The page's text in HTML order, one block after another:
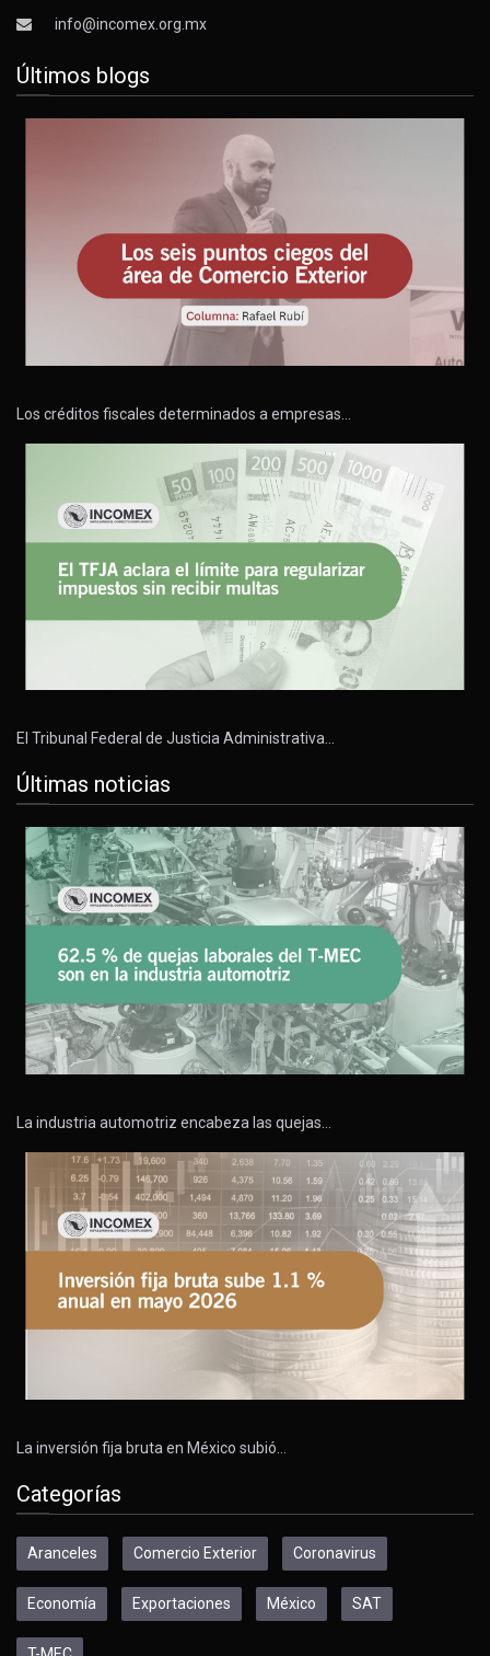
info@incomex.org.mx
Últimos blogs
Los créditos fiscales determinados a empresas…
El Tribunal Federal de Justicia Administrativa…
Últimas noticias
La industria automotriz encabeza las quejas…
La inversión fija bruta en México subió…
Categorías
Aranceles Comercio Exterior Coronavirus
Economía Exportaciones México SAT